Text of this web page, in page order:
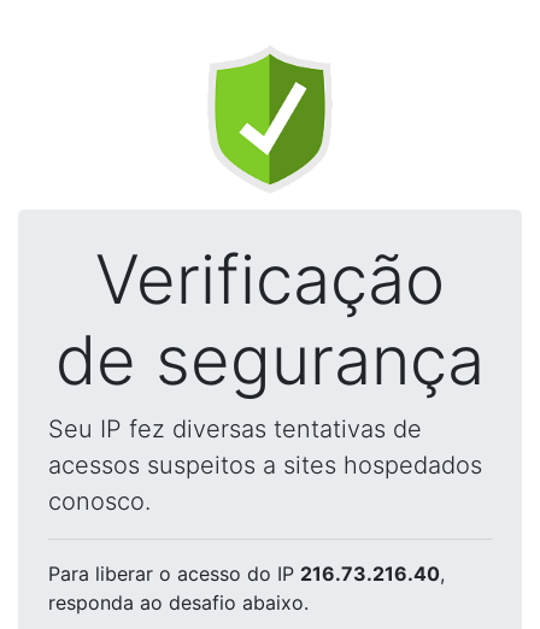
Verificação
de segurança
Seu IP fez diversas tentativas de
acessos suspeitos a sites hospedados
conosco.
Para liberar o acesso do IP 216.73.216.40,
responda ao desafio abaixo.